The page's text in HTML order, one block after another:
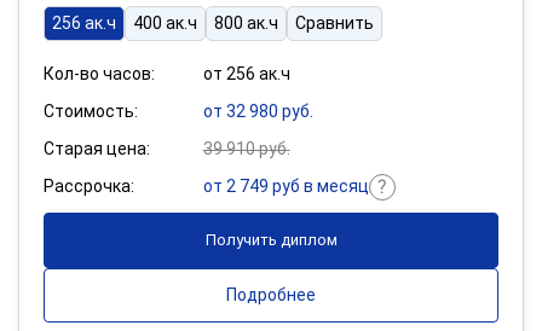
256 ак.ч 400 ак.ч 800 ак.ч Сравнить
Кол-во часов:
от 256 ак.ч
Стоимость:
от 32 980 руб.
Старая цена:
39 910 руб.
Рассрочка:
от 2 749 руб в месяц
Получить диплом
Подробнее